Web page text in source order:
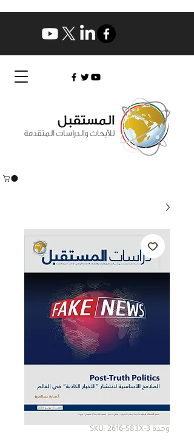
وحدة SKU: 2616-583X-3